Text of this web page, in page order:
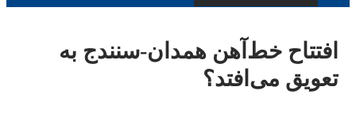
افتتاح خط‌آهن همدان-سنندج به
تعویق می‌افتد؟